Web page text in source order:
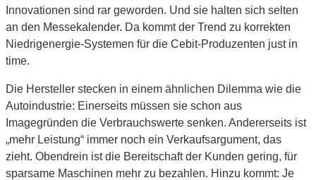
Innovationen sind rar geworden. Und sie halten sich selten
an den Messekalender. Da kommt der Trend zu korrekten
Niedrigenergie-Systemen für die Cebit-Produzenten just in
time.
Die Hersteller stecken in einem ähnlichen Dilemma wie die
Autoindustrie: Einerseits müssen sie schon aus
Imagegründen die Verbrauchswerte senken. Andererseits ist
„mehr Leistung“ immer noch ein Verkaufsargument, das
zieht. Obendrein ist die Bereitschaft der Kunden gering, für
sparsame Maschinen mehr zu bezahlen. Hinzu kommt: Je